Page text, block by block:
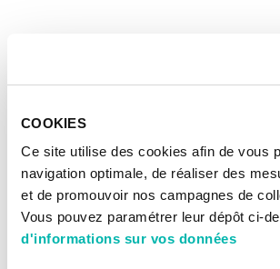
COOKIES
Ce site utilise des cookies afin de vous
navigation optimale, de réaliser des
et de promouvoir nos campagnes de
Vous pouvez paramétrer leur dépôt ci-
d'informations sur vos données